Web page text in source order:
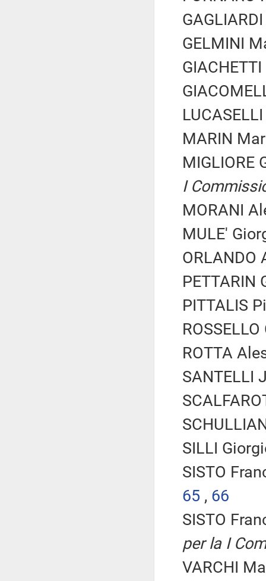
GELMINI
MARIN
MIGLIORE
I
MORANI
MULE'
ORLANDO
PETTARIN
PITTALIS
ROTTA
SANTELLI
SILLI
SISTO
65 , 66
SISTO
per la I
VARCHI